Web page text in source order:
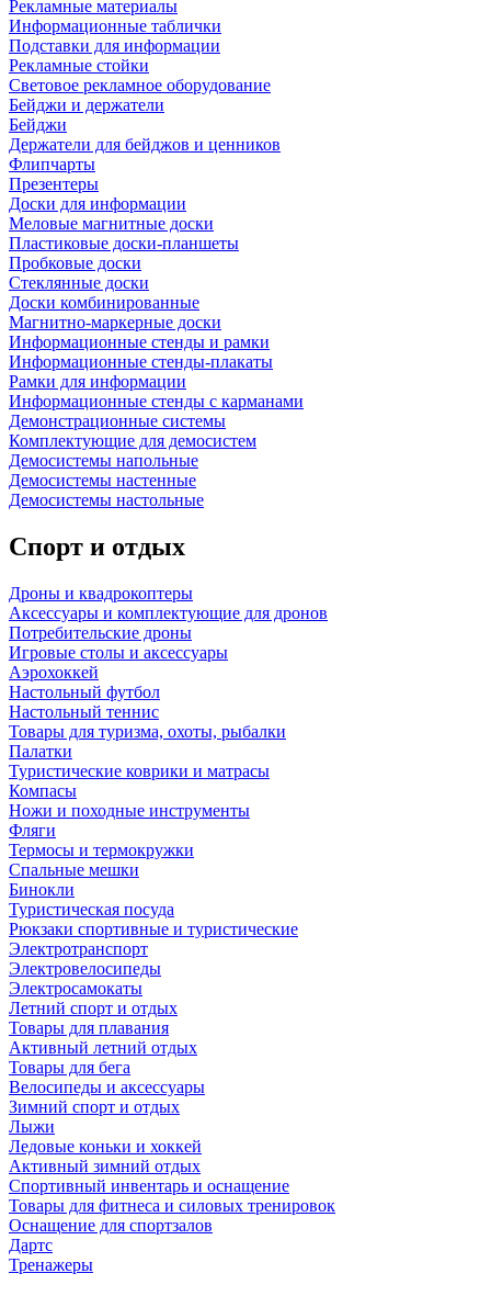
Рекламные материалы
Информационные таблички
Подставки для информации
Рекламные стойки
Световое рекламное оборудование
Бейджи и держатели
Бейджи
Держатели для бейджов и ценников
Флипчарты
Презентеры
Доски для информации
Меловые магнитные доски
Пластиковые доски-планшеты
Пробковые доски
Стеклянные доски
Доски комбинированные
Магнитно-маркерные доски
Информационные стенды и рамки
Информационные стенды-плакаты
Рамки для информации
Информационные стенды с карманами
Демонстрационные системы
Комплектующие для демосистем
Демосистемы напольные
Демосистемы настенные
Демосистемы настольные
Спорт и отдых
Дроны и квадрокоптеры
Аксессуары и комплектующие для дронов
Потребительские дроны
Игровые столы и аксессуары
Аэрохоккей
Настольный футбол
Настольный теннис
Товары для туризма, охоты, рыбалки
Палатки
Туристические коврики и матрасы
Компасы
Ножи и походные инструменты
Фляги
Термосы и термокружки
Спальные мешки
Бинокли
Туристическая посуда
Рюкзаки спортивные и туристические
Электротранспорт
Электровелосипеды
Электросамокаты
Летний спорт и отдых
Товары для плавания
Активный летний отдых
Товары для бега
Велосипеды и аксессуары
Зимний спорт и отдых
Лыжи
Ледовые коньки и хоккей
Активный зимний отдых
Спортивный инвентарь и оснащение
Товары для фитнеса и силовых тренировок
Оснащение для спортзалов
Дартс
Тренажеры